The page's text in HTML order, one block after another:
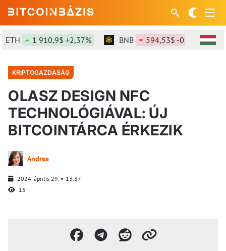
1 910,9$ +2,37% BNB 594,53$ -0,99%
KRIPTOGAZDASÁG
OLASZ DESIGN NFC
TECHNOLÓGIÁVAL: ÚJ
BITCOINTÁRCA ÉRKEZIK
Andrea
2024. április 29.
13:37
15